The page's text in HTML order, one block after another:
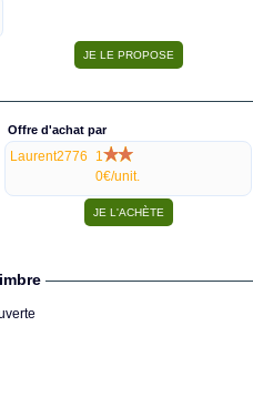
Offre d'achat par
Laurent2776
1
0€/unit.